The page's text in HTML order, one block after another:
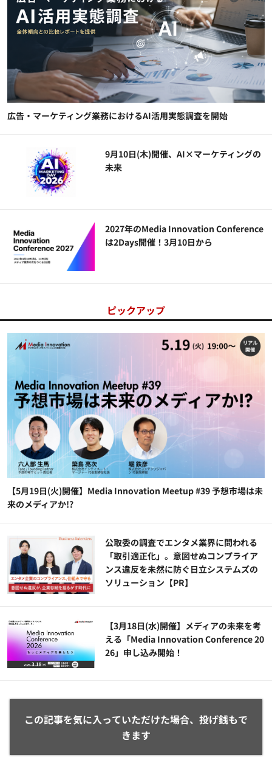
広告・マーケティング業務におけるAI活用実態調査を開始
9月10日(木)開催、AI×マーケティングの
未来
2027年のMedia Innovation Conference
は2Days開催！3月10日から
ピックアップ
【5月19日(火)開催】Media Innovation Meetup #39 予想市場は未
来のメディアか!?
公​​取委の調査でエンタメ業界に問われる
「取引適正化」。意図せぬコンプライア
ンス違反を未然に防ぐ日立システムズの
ソリューション​【PR】
【3月18日(水)開催】メディアの未来を考
える「Media Innovation Conference 20
26」申し込み開始！
この記事を気に入っていただけた場合、投げ銭もで
きます